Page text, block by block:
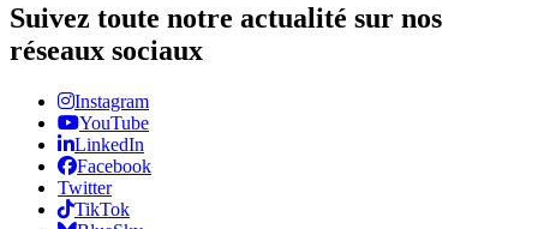
Suivez toute notre actualité sur nos
réseaux sociaux
Instagram
YouTube
LinkedIn
Facebook
Twitter
TikTok